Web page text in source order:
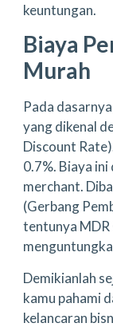
keuntungan.
Biaya
Murah
Pada
yang dikenal
Discount
0.7%. Biaya
merchant.
(Gerbang
tentunya MDR
Demikianlah
kamu pahami
kelancaran